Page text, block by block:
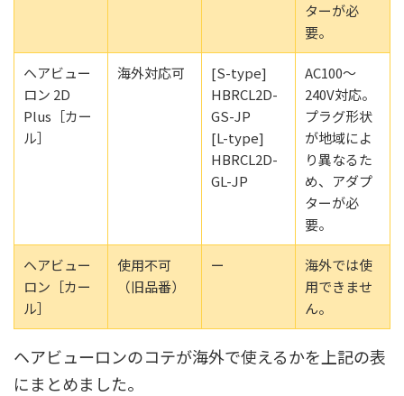
ターが必
要。
ヘアビュー
ロン 2D
Plus［カー
ル］
海外対応可
[S-type]
HBRCL2D-
GS-JP
[L-type]
HBRCL2D-
GL-JP
AC100～
240V対応。
プラグ形状
が地域によ
り異なるた
め、アダプ
ターが必
要。
ヘアビュー
ロン［カー
ル］
使用不可
（旧品番）
ー
海外では使
用できませ
ん。
ヘアビューロンのコテが海外で使えるかを上記の表
にまとめました。